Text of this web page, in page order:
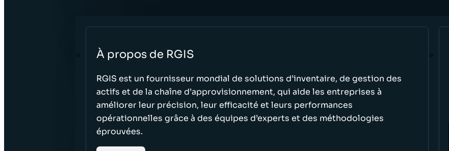
À propos de RGIS
RGIS est un fournisseur mondial de solutions d’inventaire, de gestion des
actifs et de la chaîne d’approvisionnement, qui aide les entreprises à
améliorer leur précision, leur efficacité et leurs performances
opérationnelles grâce à des équipes d’experts et des méthodologies
éprouvées.